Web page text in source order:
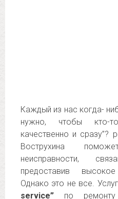
Каждый из нас когда-
нужно, чтобы кто-
качественно и сразу”?
Вострухина
неисправности,
предоставив
Однако это не все.
service” по ремонту